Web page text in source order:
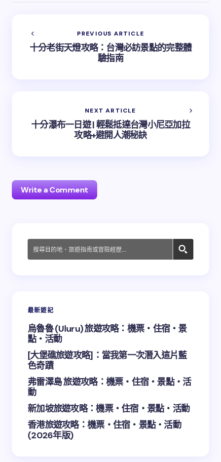
PREVIOUS ARTICLE
十分老街天燈攻略：台灣必訪景點的完整體
驗指南
NEXT ARTICLE
十分瀑布一日遊 | 輕鬆抵達台灣小尼亞加拉
攻略+避開人潮秘訣
Write a Comment
發佈留言必須填寫的電子郵件地址不會公開。 必填欄位
標示為*
Your Comment *
Email *
Save my name and email in this browser for the
next time I comment.
最新遊記
烏魯魯 (Uluru) 旅遊攻略：機票・住宿・景
點・活動
[大堡礁旅遊攻略]：當我第一次潛入這片藍
色奇蹟
弗雷澤島 旅遊攻略：機票・住宿・景點・活
動
新加坡旅遊攻略：機票・住宿・景點・活動
香港旅遊攻略：機票・住宿・景點・活動
(2026年版)